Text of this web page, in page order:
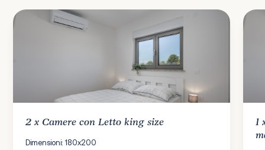
2 x Camere con Letto king size
Dimensioni: 180x200
1